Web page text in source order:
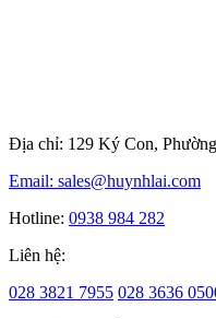
Địa chỉ: 129 Ký Con,
Email: sales@huynhlai.com
Hotline: 0938 984 282
Liên hệ:
028 3821 7955 028 3636